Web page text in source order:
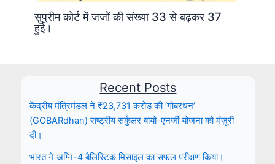
सुप्रीम कोर्ट में जजों की संख्या 33 से बढ़कर 37
हुई।
Recent Posts
केंद्रीय मंत्रिमंडल ने ₹23,731 करोड़ की ‘गोबरधन’
(GOBARdhan) राष्ट्रीय सर्कुलर बायो-एनर्जी योजना को मंज़ूरी
दी।
भारत ने अग्नि-4 बैलिस्टिक मिसाइल का सफल परीक्षण किया।